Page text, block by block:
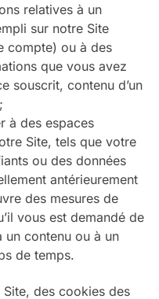
relatives à un
sur notre Site
compte) ou à des
que vous avez
souscrit, contenu d’un
à des espaces
Site, tels que votre
ou des données
antérieurement
des mesures de
vous est demandé de
un contenu ou à un
de temps.
des cookies des